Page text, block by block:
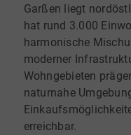
Garßen liegt
hat rund 3.000
harmonische
moderner
Wohngebieten
naturnahe
erreichbar.